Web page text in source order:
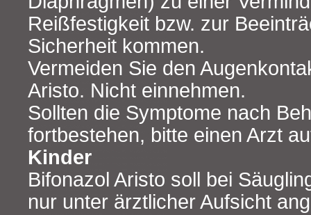
Reißfestigkeit bzw. zur
Sicherheit kommen.
Vermeiden Sie den
Aristo. Nicht einnehmen.
Sollten die Symptome nach
fortbestehen, bitte einen Arzt
Kinder
Bifonazol Aristo soll bei
nur unter ärztlicher Aufsicht